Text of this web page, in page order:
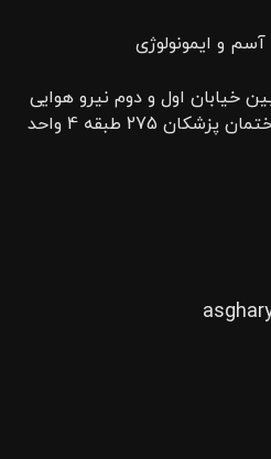
و ایمونولوژی
خیابان اول و دوم نیرو هوایی
جنب مسجد قدس ساختمان پزشکان 275 طبقه 4 واحد